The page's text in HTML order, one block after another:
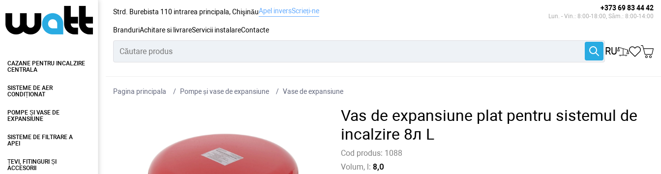
Strd. Burebista 110 intrarea principala, ChişinăuApel inversScrieți-ne +373 69 83 44 42
Lun. - Vin.: 8:00-18:00, Sâm.: 8:00-14:00
BranduriAchitare si livrareServicii instalareContacte
RU
CAZANE PENTRU INCALZIRE
CENTRALA
SISTEME DE AER
CONDIȚIONAT
POMPE ȘI VASE DE
EXPANSIUNE
SISTEME DE FILTRARE A
APEI
ȚEVI, FITINGURI ȘI
ACCESORII
Pagina principala Pompe și vase de expansiune Vase de expansiune
Vas de expansiune plat pentru sistemul de
incalzire 8л L
Cod produs: 1088
Volum, l: 8,0